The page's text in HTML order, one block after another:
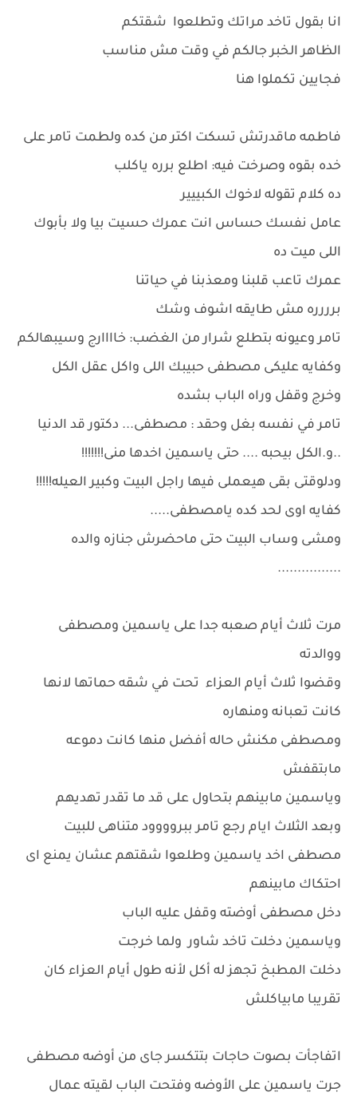
انا بقول تاخد مراتك وتطلعوا شقتكم
الظاهر الخبر جالكم في وقت مش مناسب
فجايين تكملوا هنا
فاطمه ماقدرتش تسكت اكتر من كده ولطمت تامر على
خده بقوه وصرخت فيه: اطلع برره ياكلب
ده كلام تقوله لاخوك الكبييير
عامل نفسك حساس انت عمرك حسيت بيا ولا بأبوك
اللى ميت ده
عمرك تاعب قلبنا ومعذبنا في حياتنا
برررره مش طايقه اشوف وشك
تامر وعيونه بتطلع شرار من الغضب: خاااارج وسيبهالكم
وكفايه عليكى مصطفى حبيبك اللى واكل عقل الكل
وخرج وقفل وراه الباب بشده
تامر في نفسه بغل وحقد : مصطفى... دكتور قد الدنيا
..و.الكل بيحبه .... حتى ياسمين اخدها منى!!!!!!!
ودلوقتى بقى هيعملى فيها راجل البيت وكبير العيله!!!!!
كفايه اوى لحد كده يامصطفى.....
ومشى وساب البيت حتى ماحضرش جنازه والده
................
مرت ثلاث أيام صعبه جدا على ياسمين ومصطفى
ووالدته
وقضوا ثلاث أيام العزاء تحت في شقه حماتها لانها
كانت تعبانه ومنهاره
ومصطفى مكنش حاله أفضل منها كانت دموعه
مابتقفش
وياسمين مابينهم بتحاول على قد ما تقدر تهديهم
وبعد الثلاث ايام رجع تامر ببروووود متناهى للبيت
مصطفى اخد ياسمين وطلعوا شقتهم عشان يمنع اى
احتكاك مابينهم
دخل مصطفى أوضته وقفل عليه الباب
وياسمين دخلت تاخد شاور ولما خرجت
دخلت المطبخ تجهز له أكل لأنه طول أيام العزاء كان
تقريبا مابياكلش
اتفاجأت بصوت حاجات بتتكسر جاى من أوضه مصطفى
جرت ياسمين على الأوضه وفتحت الباب لقيته عمال